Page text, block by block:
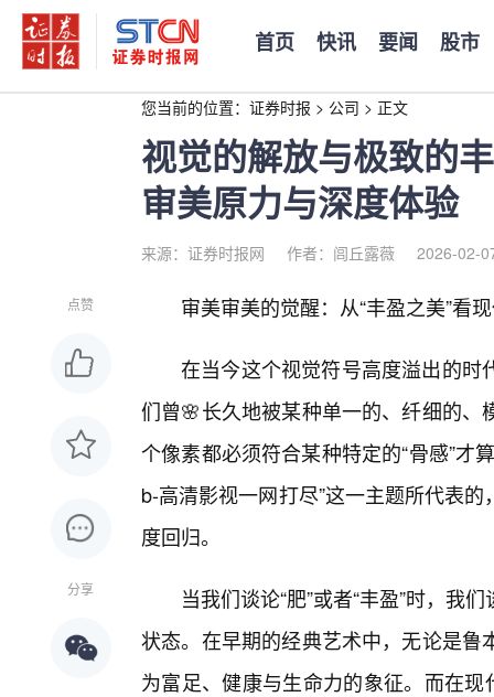
首页 快讯 要闻 股市
您当前的位置： 证券时报 > 公司 > 正文
视觉的解放与极致的
审美原力与深度体验
来源：证券时报网 作者：闾丘露薇 2026-02-
点赞
分享
审美审美的觉醒：从“丰盈之美”看
在当今这个视觉符号高度溢出的时
们曾🌸长久地被某种单一的、纤细的
个像素都必须符合某种特定的“骨感”才
b-高清影视一网打尽”这一主题所代表
度回归。
当我们谈论“肥”或者“丰盈”时，我
状态。在早期的经典艺术中，无论是
为富足、健康与生命力的象征。而在